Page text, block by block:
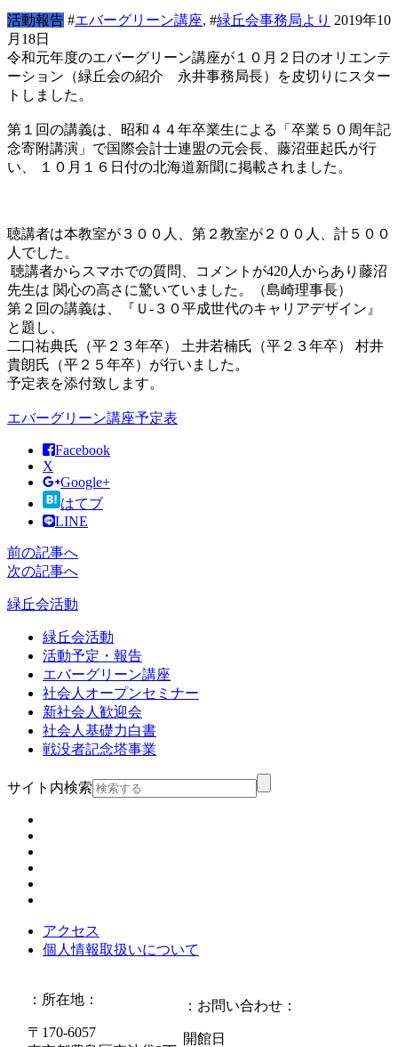
活動報告 #エバーグリーン講座, #緑丘会事務局より 2019年10
月18日
令和元年度のエバーグリーン講座が１０月２日のオリエンテ
ーション（緑丘会の紹介 永井事務局長）を皮切りにスター
トしました。
第１回の講義は、昭和４４年卒業生による「卒業５０周年記
念寄附講演」で国際会計士連盟の元会長、藤沼亜起氏が行
い、 １０月１６日付の北海道新聞に掲載されました。
聴講者は本教室が３００人、第２教室が２００人、計５００
人でした。
聴講者からスマホでの質問、コメントが420人からあり藤沼
先生は 関心の高さに驚いていました。（島崎理事長）
第２回の講義は、『Ｕ-３０平成世代のキャリアデザイン』
と題し、
二口祐典氏（平２３年卒） 土井若楠氏（平２３年卒） 村井
貴朗氏（平２５年卒）が行いました。
予定表を添付致します。
エバーグリーン講座予定表
Facebook
X
Google+
はてブ
LINE
前の記事へ
次の記事へ
緑丘会活動
緑丘会活動
活動予定・報告
エバーグリーン講座
社会人オープンセミナー
新社会人歓迎会
社会人基礎力白書
戦没者記念塔事業
サイト内検索
アクセス
個人情報取扱いについて
：所在地：
〒170-6057
：お問い合わせ：
開館日